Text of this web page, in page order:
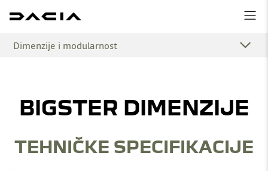
Dimenzije i modularnost
BIGSTER DIMENZIJE
TEHNIČKE SPECIFIKACIJE